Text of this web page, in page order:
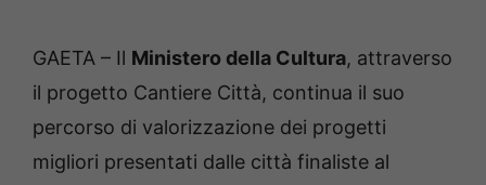
GAETA – Il Ministero della Cultura, attraverso
il progetto Cantiere Città, continua il suo
percorso di valorizzazione dei progetti
migliori presentati dalle città finaliste al